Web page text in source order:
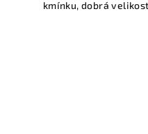
kmínku, dobrá